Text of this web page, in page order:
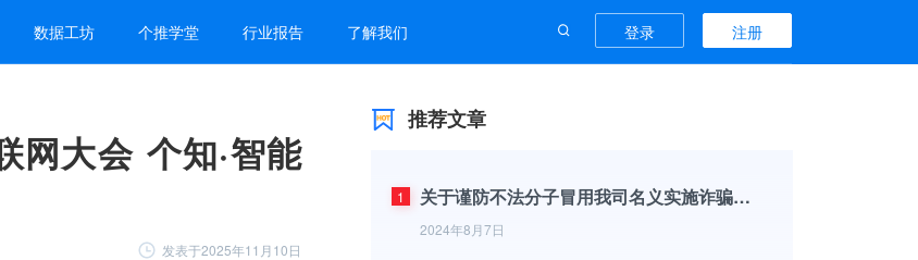
数据工坊 个推学堂 行业报告 了解我们 登录 注册
网大会 个知·智能
发表于2025年11月10日
推荐文章
1 关于谨防不法分子冒用我司名义实施诈骗行为的声明
2024年8月7日